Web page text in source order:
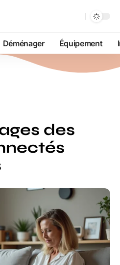
Déménager Équipement
des